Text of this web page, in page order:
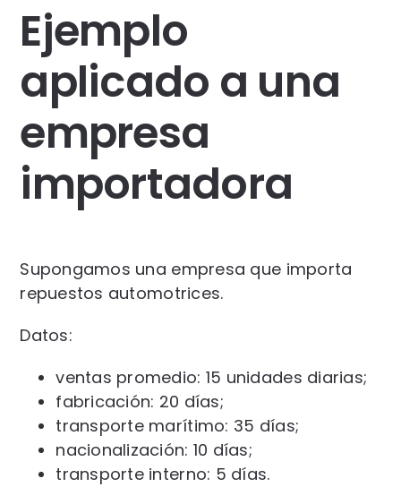
Ejemplo
aplicado a una
empresa
importadora
Supongamos una empresa que importa
repuestos automotrices.
Datos:
ventas promedio: 15 unidades diarias;
fabricación: 20 días;
transporte marítimo: 35 días;
nacionalización: 10 días;
transporte interno: 5 días.